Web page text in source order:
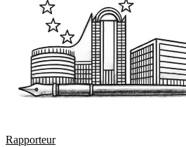
Rapporteur